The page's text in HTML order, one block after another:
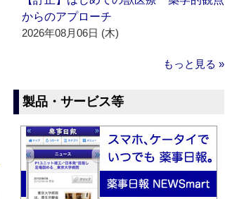
からのアプローチ
2026年08月06日 (木)
もっと見る »
製品・サービス等